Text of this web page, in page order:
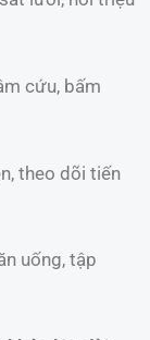
cứu, bấm
theo dõi tiến
uống, tập